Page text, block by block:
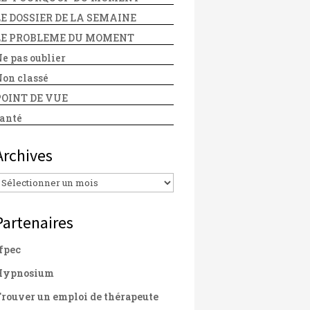
DOSSIER DE LA SEMAINE
PROBLEME DU MOMENT
pas oublier
classé
DE VUE
un emploi de thérapeute